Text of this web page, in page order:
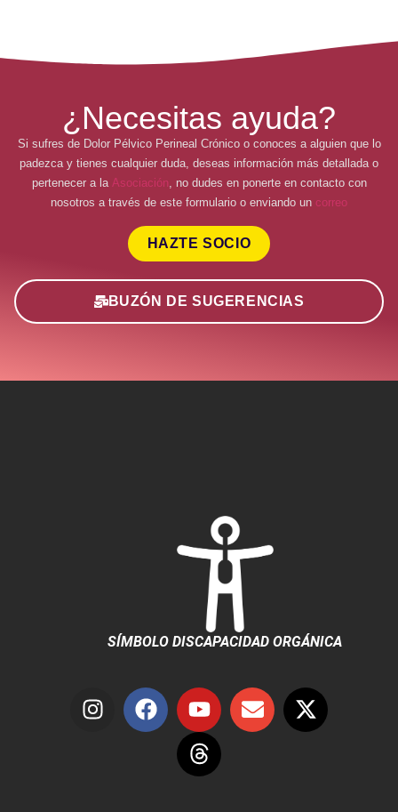
¿Necesitas ayuda?
Si sufres de Dolor Pélvico Perineal Crónico o conoces a alguien que lo
padezca y tienes cualquier duda, deseas información más detallada o
pertenecer a la Asociación, no dudes en ponerte en contacto con
nosotros a través de este formulario o enviando un correo
HAZTE SOCIO
BUZÓN DE SUGERENCIAS
SÍMBOLO DISCAPACIDAD ORGÁNICA